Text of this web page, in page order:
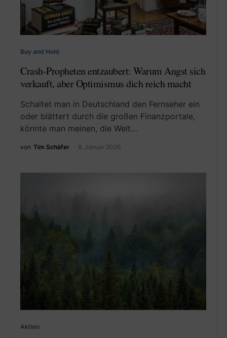
Buy and Hold
Crash-Propheten entzaubert: Warum Angst sich
verkauft, aber Optimismus dich reich macht
Schaltet man in Deutschland den Fernseher ein
oder blättert durch die großen Finanzportale,
könnte man meinen, die Welt…
von Tim Schäfer 8. Januar 2026
Aktien